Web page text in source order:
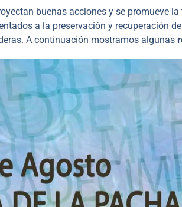
buenas acciones y se promueve
a la preservación y recuperación
A continuación mostramos algunas